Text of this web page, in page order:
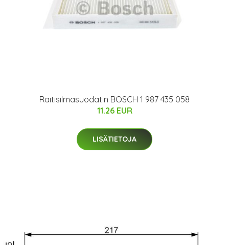
Raitisilmasuodatin BOSCH 1 987 435 058
11.26 EUR
LISÄTIETOJA